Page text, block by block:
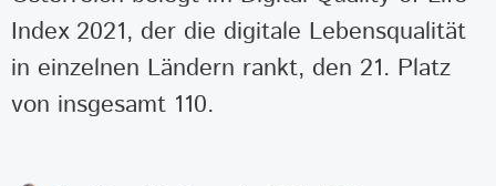
Index 2021, der die digitale Lebensqualität
in einzelnen Ländern rankt, den 21. Platz
von insgesamt 110.